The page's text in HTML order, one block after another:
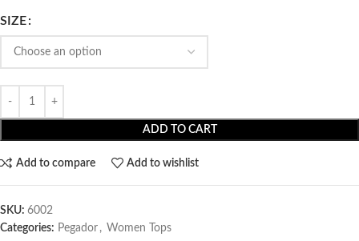
SIZE
ADD TO CART
Add to compare Add to wishlist
SKU: 6002
Categories: Pegador​ , Women Tops